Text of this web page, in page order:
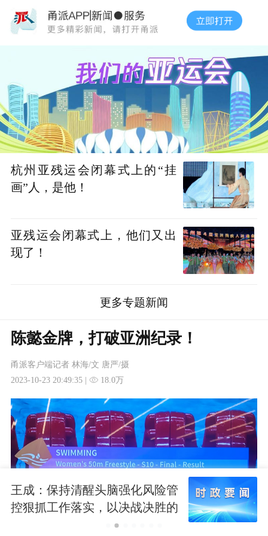
杭州亚残运会闭幕式上的“挂
画”人，是他！
亚残运会闭幕式上，他们又出
现了！
更多专题新闻
陈懿金牌，打破亚洲纪录！
甬派客户端记者 林海/文 唐严/摄
2023-10-23 20:49:35 |
18.0万
王成：保持清醒头脑强化风险管
控狠抓工作落实，以决战决胜的
战斗姿态打赢防汛防台硬仗